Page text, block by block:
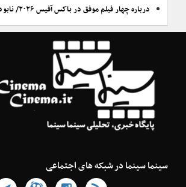
درباره چهار فیلم موفق در باکس آفیس ۲۰۲۶/ نابودگران کلیشه
سینما سینما در شبکه های اجتماعی